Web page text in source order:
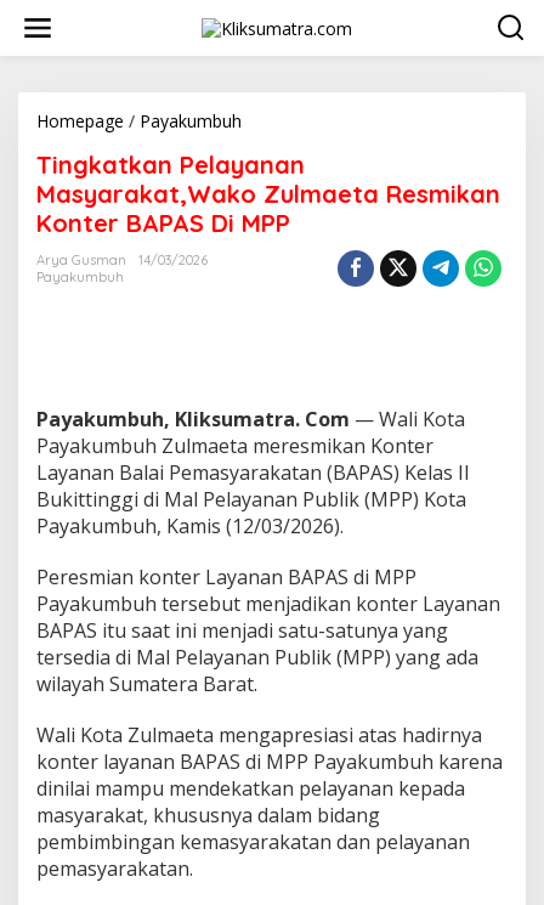
w
Homepage / Payakumbuh
n
g
k
a
y
a
n
a
n
M
s
y
a
r
a
k
t
W
a
k
o
Tingkatkan Pelayanan
Masyarakat,Wako Zulmaeta Resmikan
Konter BAPAS Di MPP
Arya Gusman
14/03/2026
Payakumbuh
Payakumbuh, Kliksumatra. Com — Wali Kota
Payakumbuh Zulmaeta meresmikan Konter
Layanan Balai Pemasyarakatan (BAPAS) Kelas II
Bukittinggi di Mal Pelayanan Publik (MPP) Kota
Payakumbuh, Kamis (12/03/2026).
Peresmian konter Layanan BAPAS di MPP
Payakumbuh tersebut menjadikan konter Layanan
BAPAS itu saat ini menjadi satu-satunya yang
tersedia di Mal Pelayanan Publik (MPP) yang ada
wilayah Sumatera Barat.
Wali Kota Zulmaeta mengapresiasi atas hadirnya
konter layanan BAPAS di MPP Payakumbuh karena
dinilai mampu mendekatkan pelayanan kepada
masyarakat, khususnya dalam bidang
pembimbingan kemasyarakatan dan pelayanan
pemasyarakatan.